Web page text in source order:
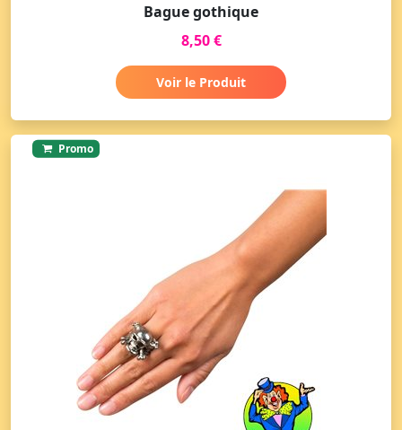
Bague gothique
8,50 €
Voir le Produit
Promo